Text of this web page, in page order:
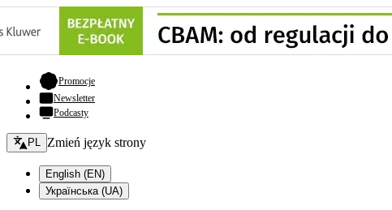
Promocje- otwiera się w nowej karcie
Newsletter
Podcasty
Zmień język - bieżący:
PL Zmień język strony
English (EN)
Українська (UA)